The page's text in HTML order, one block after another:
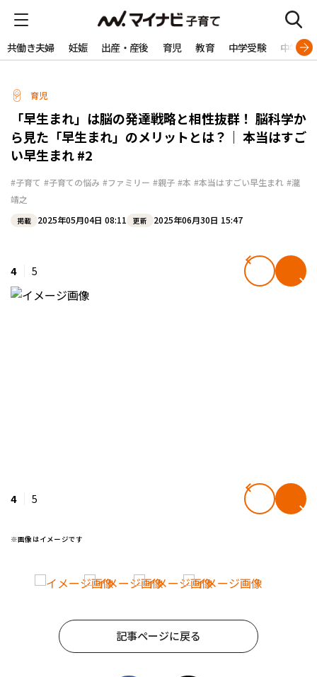
共働き夫婦 妊娠 出産・産後 育児 教育 中学受験 中学生
育児
「早生まれ」は脳の発達戦略と相性抜群！ 脳科学か
ら見た「早生まれ」のメリットとは？｜ 本当はすご
い早生まれ #2
#子育て #子育ての悩み #ファミリー #親子 #本 #本当はすごい早生まれ #瀧
靖之
掲載 2025年05月04日 08:11 更新 2025年06月30日 15:47
4 5
4 5
※画像はイメージです
記事ページに戻る